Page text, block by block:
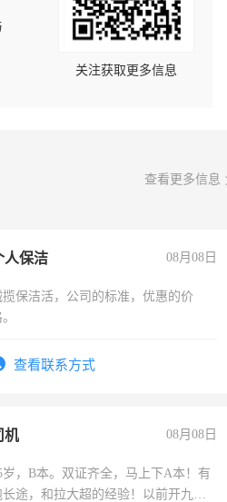
关注获取更多信息
查看更多信息
人保洁 08月08日
揽保洁活，公司的标准，优惠的价
查看联系方式
机 08月08日
岁，B本。双证齐全，马上下A本！有
长途，和拉大超的经验！以前开九米